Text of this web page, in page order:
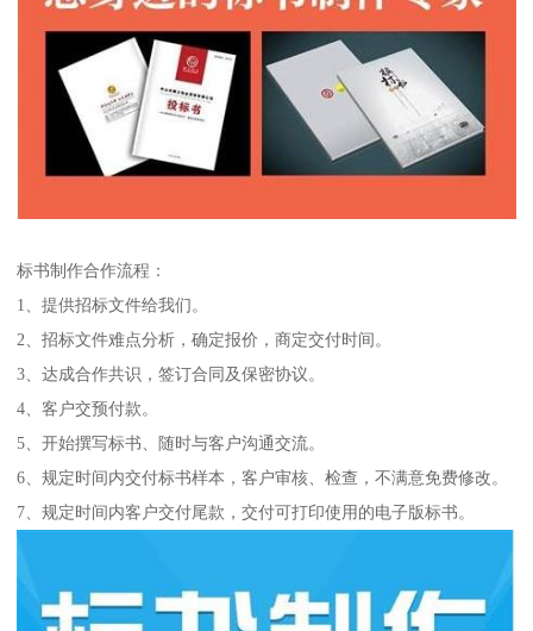
标书制作合作流程：
1、提供招标文件给我们。
2、招标文件难点分析，确定报价，商定交付时间。
3、达成合作共识，签订合同及保密协议。
4、客户交预付款。
5、开始撰写标书、随时与客户沟通交流。
6、规定时间内交付标书样本，客户审核、检查，不满意免费修改。
7、规定时间内客户交付尾款，交付可打印使用的电子版标书。